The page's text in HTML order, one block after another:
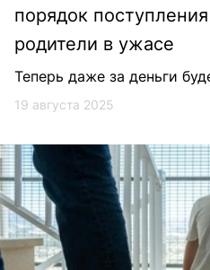
порядок
родители в ужасе
Теперь даже за деньги
19 августа 2025